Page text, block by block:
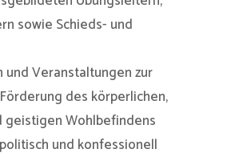
sowie Schieds- und
und Veranstaltungen zur
des körperlichen,
geistigen Wohlbefindens
und konfessionell